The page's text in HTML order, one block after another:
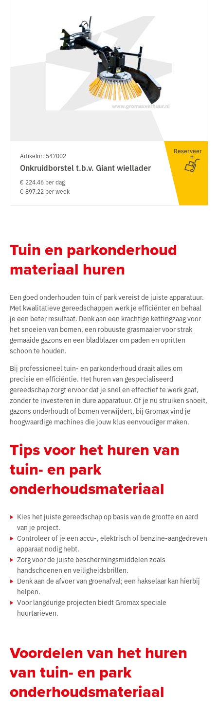
Artikelnr: 547002
Onkruidborstel t.b.v. Giant wiellader
€ 224.46 per dag
€ 897.22 per week
Reserveer
Tuin en parkonderhoud
materiaal huren
Een goed onderhouden tuin of park vereist de juiste apparatuur.
Met kwalitatieve gereedschappen werk je efficiënter en behaal
je een beter resultaat. Denk aan een krachtige kettingzaag voor
het snoeien van bomen, een robuuste grasmaaier voor strak
gemaaide gazons en een bladblazer om paden en opritten
schoon te houden.
Bij professioneel tuin- en parkonderhoud draait alles om
precisie en efficiëntie. Het huren van gespecialiseerd
gereedschap zorgt ervoor dat je snel en effectief te werk gaat,
zonder te investeren in dure apparatuur. Of je nu struiken snoeit,
gazons onderhoudt of bomen verwijdert, bij Gromax vind je
hoogwaardige machines die jouw klus eenvoudiger maken.
Tips voor het huren van
tuin- en park
onderhoudsmateriaal
Kies het juiste gereedschap op basis van de grootte en aard
van je project.
Controleer of je een accu-, elektrisch of benzine-aangedreven
apparaat nodig hebt.
Zorg voor de juiste beschermingsmiddelen zoals
handschoenen en veiligheidsbrillen.
Denk aan de afvoer van groenafval; een hakselaar kan hierbij
helpen.
Voor langdurige projecten biedt Gromax speciale
huurtarieven.
Voordelen van het huren
van tuin- en park
onderhoudsmateriaal